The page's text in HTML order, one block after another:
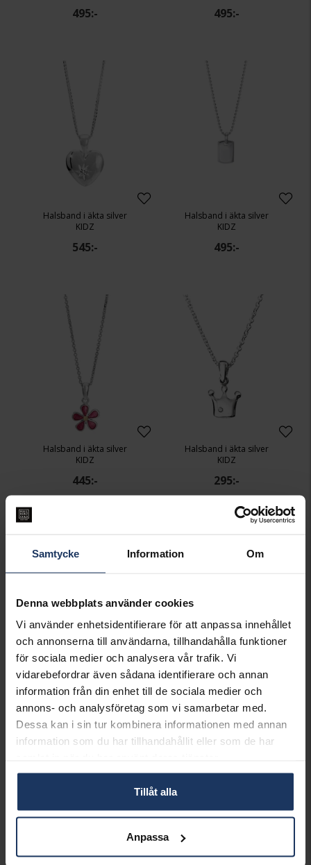
Samtycke Information Om
Denna webbplats använder cookies
Vi använder enhetsidentifierare för att anpassa innehållet
och annonserna till användarna, tillhandahålla funktioner
för sociala medier och analysera vår trafik. Vi
vidarebefordrar även sådana identifierare och annan
information från din enhet till de sociala medier och
annons- och analysföretag som vi samarbetar med.
Dessa kan i sin tur kombinera informationen med annan
information som du har tillhandahållit eller som de har
Tillåt alla
Anpassa
495:- 495:-
Halsband i äkta silver
KIDZ
545:-
Halsband i äkta silver
KIDZ
495:-
Halsband i äkta silver
KIDZ
445:-
Halsband i äkta silver
KIDZ
295:-
KIDZ
295:-
KIDZ
245:-